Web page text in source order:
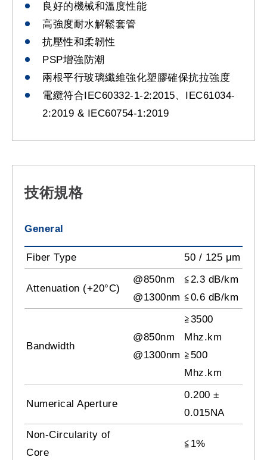
良好的機械和溫度性能
高強度耐水解鬆套管
抗壓性和柔韌性
PSP增強防潮
兩根平行玻璃纖維強化塑膠確保抗拉強度
電纜符合IEC60332-1-2:2015、IEC61034-
2:2019 & IEC60754-1:2019
技術規格
General
Fiber Type 50 / 125 μm
Attenuation (+20°C)
@850nm
@1300nm
≦2.3 dB/km
≦0.6 dB/km
Bandwidth
@850nm
@1300nm
≧3500
Mhz.km
≧500
Mhz.km
Numerical Aperture
0.200 ±
0.015NA
Non-Circularity of
Core
≦1%